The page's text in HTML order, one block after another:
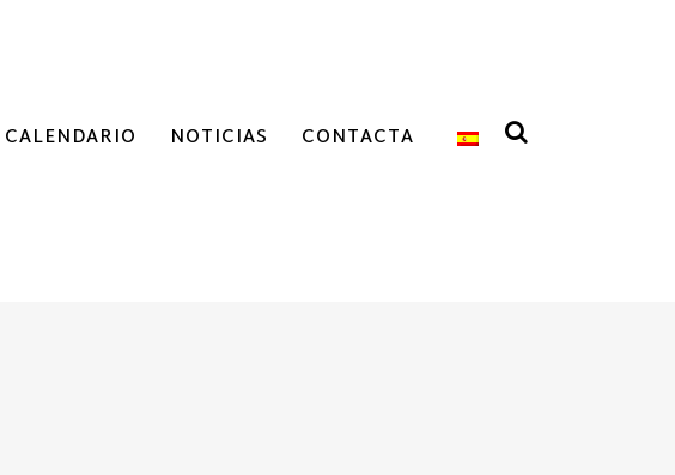
CALENDARIO NOTICIAS CONTACTA